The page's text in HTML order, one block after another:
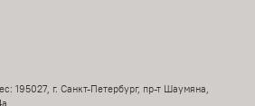
195027, г. Санкт-Петербург, пр-т Шаумяна,